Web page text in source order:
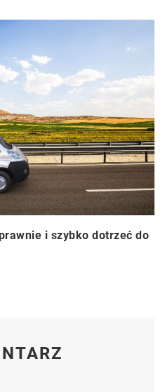
i szybko dotrzeć do